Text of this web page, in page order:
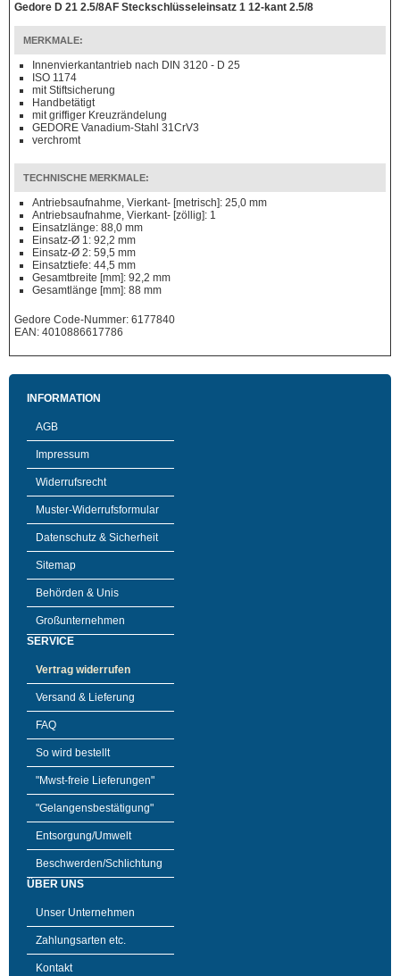
Gedore D 21 2.5/8AF Steckschlüsseleinsatz 1 12-kant 2.5/8
MERKMALE:
Innenvierkantantrieb nach DIN 3120 - D 25
ISO 1174
mit Stiftsicherung
Handbetätigt
mit griffiger Kreuzrändelung
GEDORE Vanadium-Stahl 31CrV3
verchromt
TECHNISCHE MERKMALE:
Antriebsaufnahme, Vierkant- [metrisch]: 25,0 mm
Antriebsaufnahme, Vierkant- [zöllig]: 1
Einsatzlänge: 88,0 mm
Einsatz-Ø 1: 92,2 mm
Einsatz-Ø 2: 59,5 mm
Einsatztiefe: 44,5 mm
Gesamtbreite [mm]: 92,2 mm
Gesamtlänge [mm]: 88 mm
Gedore Code-Nummer: 6177840
EAN: 4010886617786
INFORMATION
AGB
Impressum
Widerrufsrecht
Muster-Widerrufsformular
Datenschutz & Sicherheit
Sitemap
Behörden & Unis
Großunternehmen
SERVICE
Vertrag widerrufen
Versand & Lieferung
FAQ
So wird bestellt
"Mwst-freie Lieferungen"
"Gelangensbestätigung"
Entsorgung/Umwelt
Beschwerden/Schlichtung
ÜBER UNS
Unser Unternehmen
Zahlungsarten etc.
Kontakt